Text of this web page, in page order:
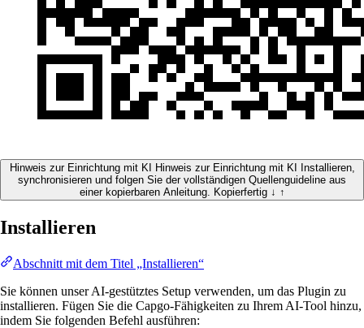
Hinweis zur Einrichtung mit KI Hinweis zur Einrichtung mit KI
Installieren,
synchronisieren und folgen Sie der vollständigen Quellenguideline aus
einer kopierbaren Anleitung. Kopierfertig ↓ ↑
Installieren
Abschnitt mit dem Titel „Installieren“
Sie können unser AI-gestütztes Setup verwenden, um das Plugin zu
installieren. Fügen Sie die Capgo-Fähigkeiten zu Ihrem AI-Tool hinzu,
indem Sie folgenden Befehl ausführen: